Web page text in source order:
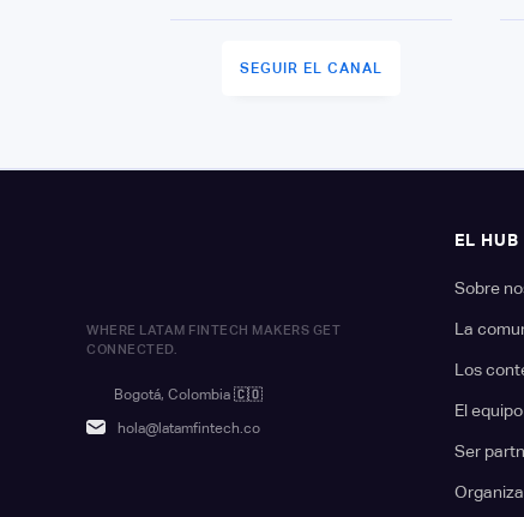
SEGUIR EL CANAL
WHERE LATAM FINTECH MAKERS GET
CONNECTED.
Bogotá, Colombia 🇨🇴
hola@latamfintech.co
EL HUB
Sobre
La
Los
El equipo
Ser